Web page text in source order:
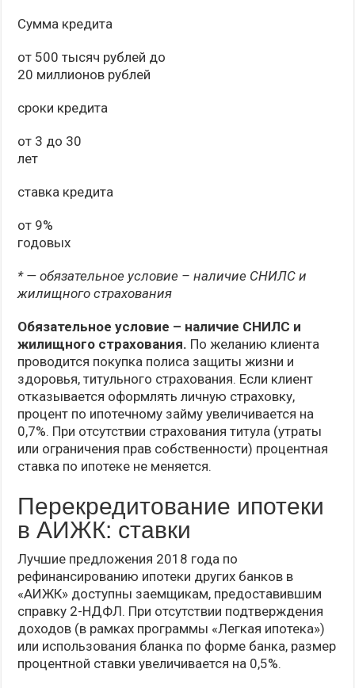
Сумма кредита
от 500 тысяч рублей до
20 миллионов рублей
сроки кредита
от 3 до 30
лет
ставка кредита
от 9%
годовых
* — обязательное условие – наличие СНИЛС и
жилищного страхования
Обязательное условие – наличие СНИЛС и
жилищного страхования. По желанию клиента
проводится покупка полиса защиты жизни и
здоровья, титульного страхования. Если клиент
отказывается оформлять личную страховку,
процент по ипотечному займу увеличивается на
0,7%. При отсутствии страхования титула (утраты
или ограничения прав собственности) процентная
ставка по ипотеке не меняется.
Перекредитование ипотеки
в АИЖК: ставки
Лучшие предложения 2018 года по
рефинансированию ипотеки других банков в
«АИЖК» доступны заемщикам, предоставившим
справку 2-НДФЛ. При отсутствии подтверждения
доходов (в рамках программы «Легкая ипотека»)
или использования бланка по форме банка, размер
процентной ставки увеличивается на 0,5%.